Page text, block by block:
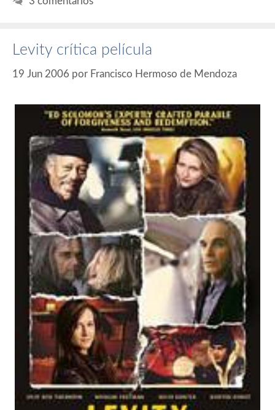
Levity crítica película
19 Jun 2006 por Francisco Hermoso de Mendoza